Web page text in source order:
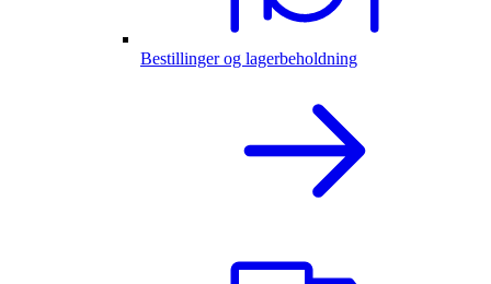
Bestillinger og lagerbeholdning